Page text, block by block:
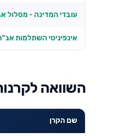
עובדי המדינה - מסלול
אינפיניטי השתלמות
השוואה
שם הקרן